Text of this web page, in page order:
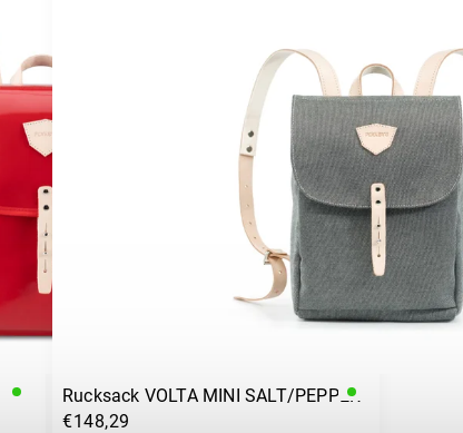
Rucksack VOLTA MINI SALT/PEPPER
€148,29